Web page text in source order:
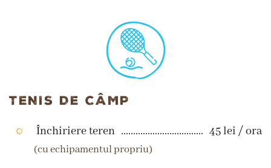
TENIS DE CÂMP
Închiriere teren 45 lei / ora
(cu echipamentul propriu)